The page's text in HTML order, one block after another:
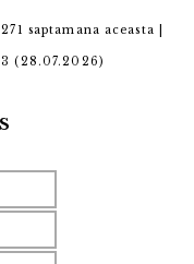
saptamana aceasta |
(28.07.2026)